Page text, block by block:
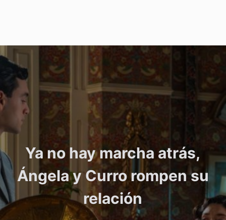
Ya no hay marcha atrás,
Ángela y Curro rompen su
relación